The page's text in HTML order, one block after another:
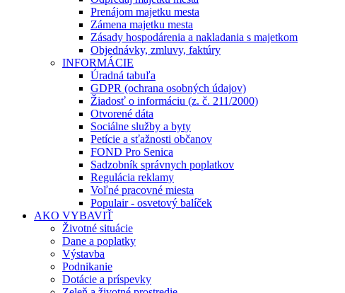
Prenájom majetku mesta
Zámena majetku mesta
Zásady hospodárenia a nakladania s majetkom
Objednávky, zmluvy, faktúry
INFORMÁCIE
Úradná tabuľa
GDPR (ochrana osobných údajov)
Žiadosť o informáciu (z. č. 211/2000)
Otvorené dáta
Sociálne služby a byty
Petície a sťažnosti občanov
FOND Pro Senica
Sadzobník správnych poplatkov
Regulácia reklamy
Voľné pracovné miesta
Populair - osvetový balíček
AKO VYBAVIŤ
Životné situácie
Dane a poplatky
Výstavba
Podnikanie
Dotácie a príspevky